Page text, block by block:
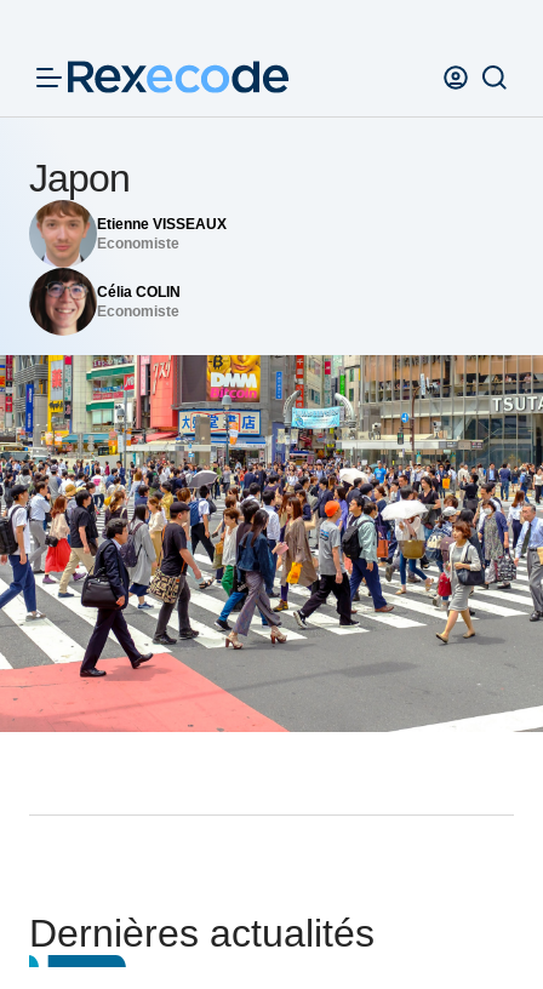
Japon
Etienne VISSEAUX
Economiste
Célia COLIN
Economiste
Dernières actualités